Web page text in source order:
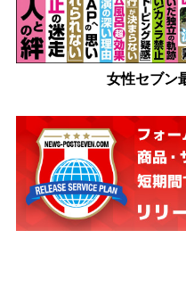
女性セブン